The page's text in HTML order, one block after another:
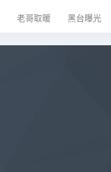
老哥取暖 黑台曝光